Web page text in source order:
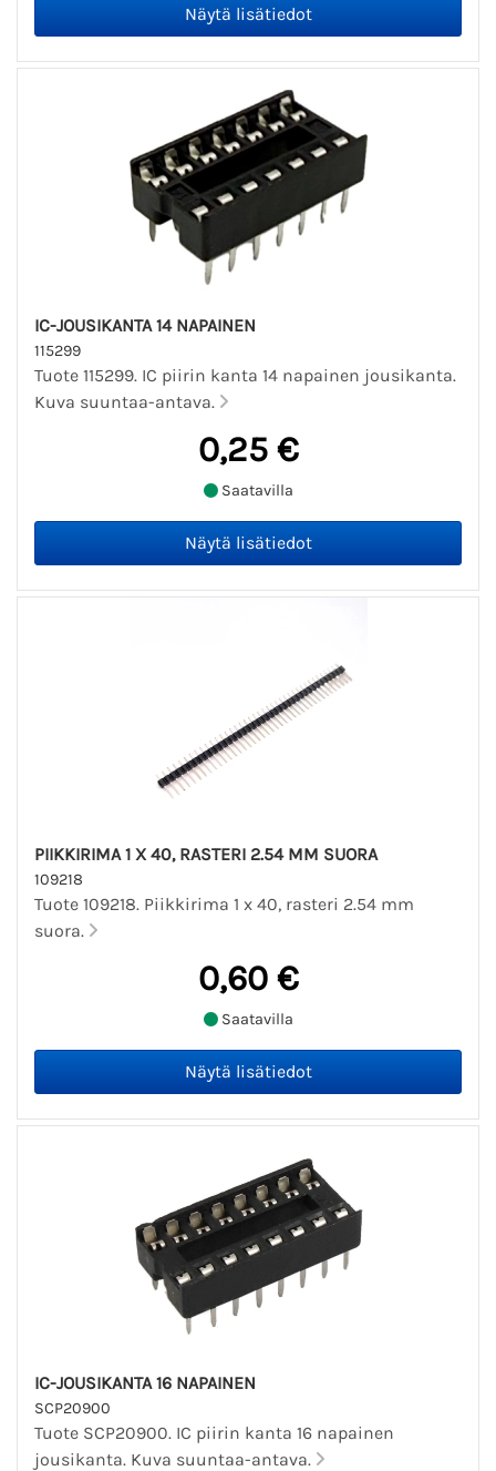
IC-JOUSIKANTA 14 NAPAINEN
115299
Tuote 115299. IC piirin kanta 14 napainen jousikanta.
Kuva suuntaa-antava.
0,25 €
Saatavilla
PIIKKIRIMA 1 X 40, RASTERI 2.54 MM SUORA
109218
Tuote 109218. Piikkirima 1 x 40, rasteri 2.54 mm
suora.
0,60 €
Saatavilla
IC-JOUSIKANTA 16 NAPAINEN
SCP20900
Tuote SCP20900. IC piirin kanta 16 napainen
jousikanta. Kuva suuntaa-antava.